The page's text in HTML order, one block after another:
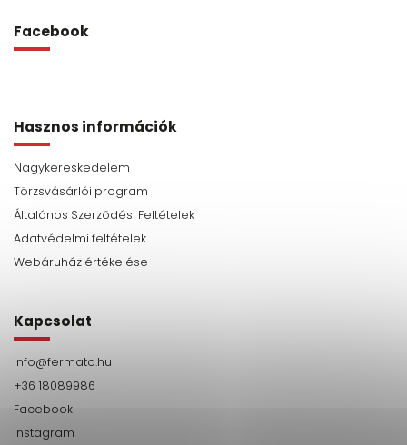
Facebook
Hasznos információk
Nagykereskedelem
Törzsvásárlói program
Általános Szerződési Feltételek
Adatvédelmi feltételek
Webáruház értékelése
Kapcsolat
info@fermato.hu
+36 18089986
Facebook
Instagram